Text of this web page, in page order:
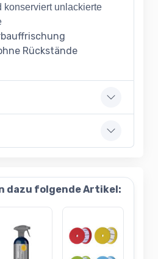
konserviert unlackierte
Rückstände
dazu folgende Artikel: